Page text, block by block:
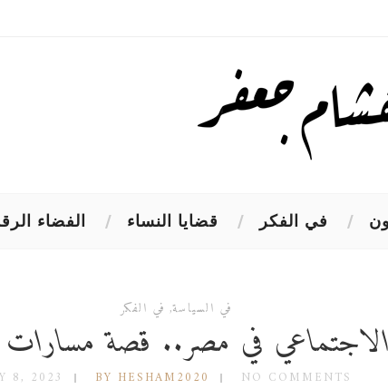
الفضاء قضايا النساء في الفكر
في السياسة, في الفكر
الاجتماعي في مصر.. قصة مسارات
8, 2023 BY HESHAM2020 NO COMMENTS